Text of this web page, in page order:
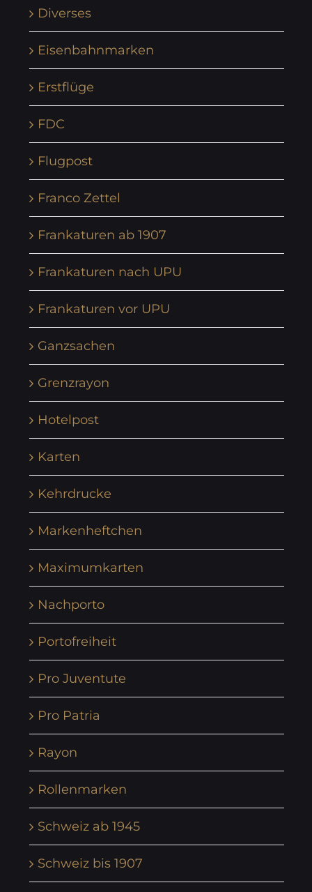
Diverses
Eisenbahnmarken
Erstflüge
FDC
Flugpost
Franco Zettel
Frankaturen ab 1907
Frankaturen nach UPU
Frankaturen vor UPU
Ganzsachen
Grenzrayon
Hotelpost
Karten
Kehrdrucke
Markenheftchen
Maximumkarten
Nachporto
Portofreiheit
Pro Juventute
Pro Patria
Rayon
Rollenmarken
Schweiz ab 1945
Schweiz bis 1907